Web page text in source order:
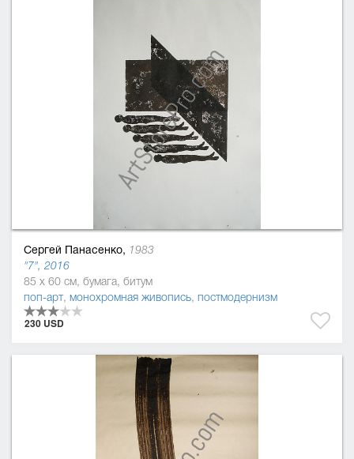
Сергей Панасенко, 1983
"7", 2016
85 x 60 см, бумага, битум
поп-арт, монохромная живопись, постмодернизм
230 USD